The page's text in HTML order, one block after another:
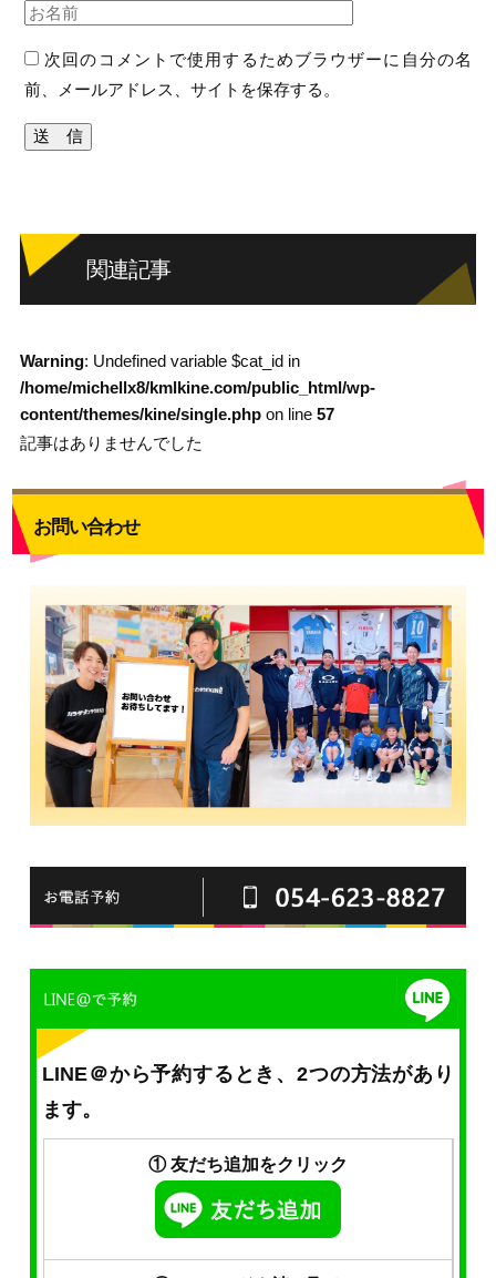
次回のコメントで使用するためブラウザーに自分の名
前、メールアドレス、サイトを保存する。
関連記事
Warning: Undefined variable $cat_id in
/home/michellx8/kmlkine.com/public_html/wp-
content/themes/kine/single.phpon line 57
記事はありませんでした
お問い合わせ
LINE＠から予約するとき、2つの方法があり
ます。
① 友だち追加をクリック